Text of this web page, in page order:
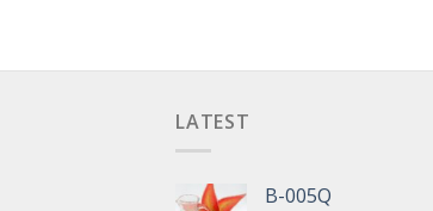
LATEST
B-005Q